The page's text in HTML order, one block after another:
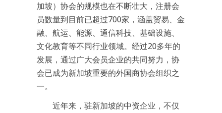
加坡）协会的规模也在不断壮大，注册会
员数量到目前已超过700家，涵盖贸易、金
融、航运、能源、通信科技、基础设施、
文化教育等不同行业领域。经过20多年的
发展，通过广大会员企业的共同努力，协
会已成为新加坡重要的外国商协会组织之
一。
近年来，驻新加坡的中资企业，不仅